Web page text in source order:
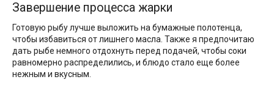
Завершение процесса жарки
Готовую рыбу лучше выложить на бумажные полотенца,
чтобы избавиться от лишнего масла. Также я предпочитаю
дать рыбе немного отдохнуть перед подачей, чтобы соки
равномерно распределились, и блюдо стало еще более
нежным и вкусным.